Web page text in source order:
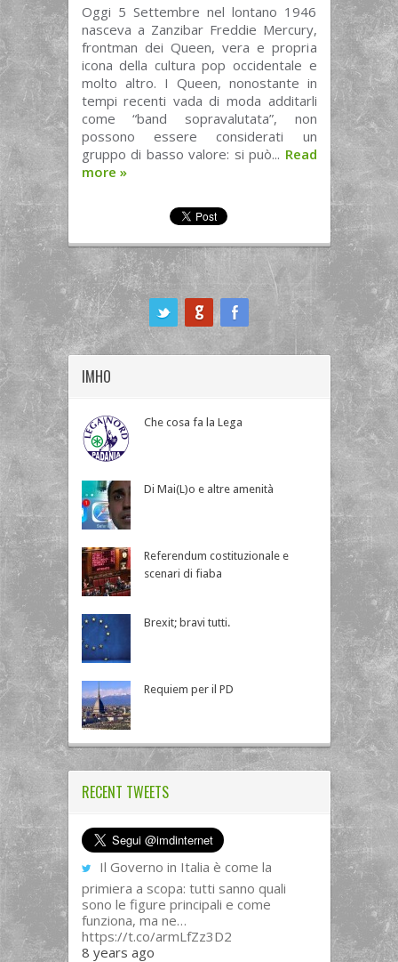
Oggi 5 Settembre nel lontano 1946
nasceva a Zanzibar Freddie Mercury,
frontman dei Queen, vera e propria
icona della cultura pop occidentale e
molto altro. I Queen, nonostante in
tempi recenti vada di moda additarli
come “band sopravalutata”, non
possono essere considerati un
gruppo di basso valore: si può... Read
more »
IMHO
Che cosa fa la Lega
Di Mai(L)o e altre amenità
Referendum costituzionale e
scenari di fiaba
Brexit; bravi tutti.
Requiem per il PD
RECENT TWEETS
Il Governo in Italia è come la
primiera a scopa: tutti sanno quali
sono le figure principali e come
funziona, ma ne…
https://t.co/armLfZz3D2
8 years ago